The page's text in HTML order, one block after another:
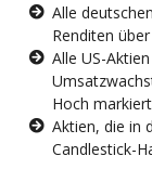
Alle
Renditen
Alle US-
Hoch
Aktien, die in
Candlestick-